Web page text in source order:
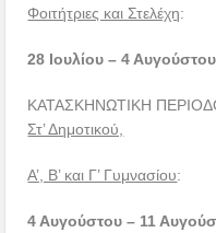
Φοιτήτριες και Στελέχη:
28 Ιουλίου – 4
ΚΑΤΑΣΚΗΝΩΤΙΚΗ
Στ’ Δημοτικού,
Α’, Β’ και Γ’ Γυμνασίου:
4 Αυγούστου – 11